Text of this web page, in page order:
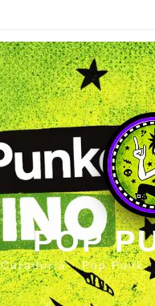
POP
Curaduría · Pop Punk